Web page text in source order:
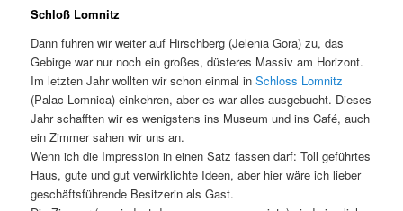
Schloß Lomnitz
Dann fuhren wir weiter auf Hirschberg (Jelenia Gora) zu, das
Gebirge war nur noch ein großes, düsteres Massiv am Horizont.
Im letzten Jahr wollten wir schon einmal inSchloss Lomnitz
(Palac Lomnica) einkehren, aber es war alles ausgebucht. Dieses
Jahr schafften wir es wenigstens ins Museum und ins Café, auch
ein Zimmer sahen wir uns an.
Wenn ich die Impression in einen Satz fassen darf: Toll geführtes
Haus, gute und gut verwirklichte Ideen, aber hier wäre ich lieber
geschäftsführende Besitzerin als Gast.